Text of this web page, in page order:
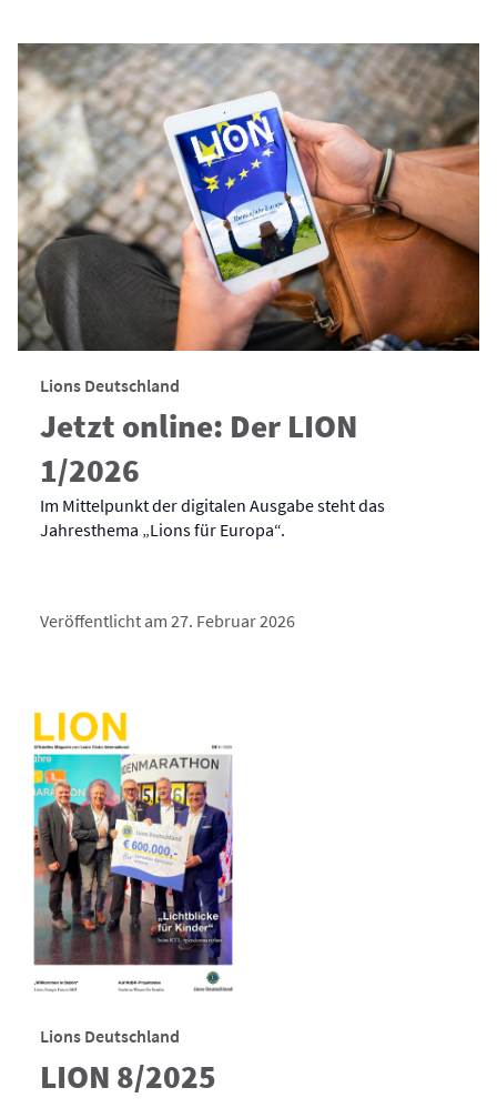
Lions Deutschland
Jetzt online: Der LION
1/2026
Im Mittelpunkt der digitalen Ausgabe steht das
Jahresthema „Lions für Europa“.
Veröffentlicht am 27. Februar 2026
Lions Deutschland
LION 8/2025